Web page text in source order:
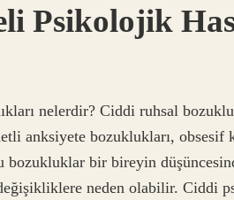
Psikolojik
nelerdir? Ciddi ruhsal
anksiyete bozuklukları, obsesif
bir bireyin
neden olabilir. Ciddi